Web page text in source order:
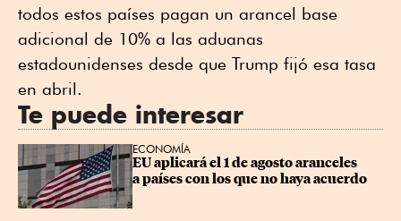
todos estos países pagan un arancel base
adicional de 10% a las aduanas
estadounidenses desde que Trump fijó esa tasa
en abril.
Te puede interesar
ECONOMÍA
EU aplicará el 1 de agosto aranceles
a países con los que no haya acuerdo